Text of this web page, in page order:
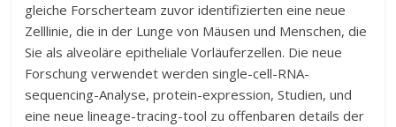
gleiche Forscherteam zuvor identifizierten eine neue
Zelllinie, die in der Lunge von Mäusen und Menschen, die
Sie als alveoläre epitheliale Vorläuferzellen. Die neue
Forschung verwendet werden single-cell-RNA-
sequencing-Analyse, protein-expression, Studien, und
eine neue lineage-tracing-tool zu offenbaren details der